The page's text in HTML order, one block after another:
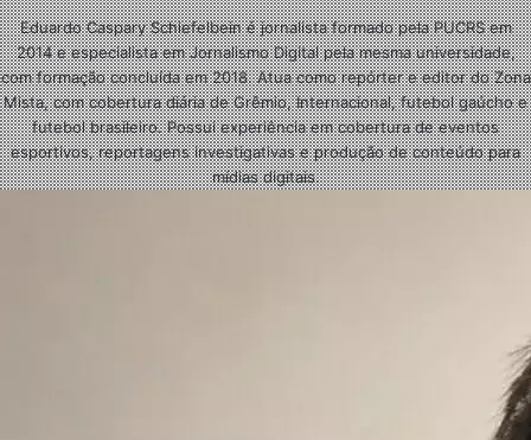
Eduardo Caspary Schiefelbein é jornalista formado pela PUCRS em
2014 e especialista em Jornalismo Digital pela mesma universidade,
com formação concluída em 2018. Atua como repórter e editor do Zona
Mista, com cobertura diária de Grêmio, Internacional, futebol gaúcho e
futebol brasileiro. Possui experiência em cobertura de eventos
esportivos, reportagens investigativas e produção de conteúdo para
mídias digitais.